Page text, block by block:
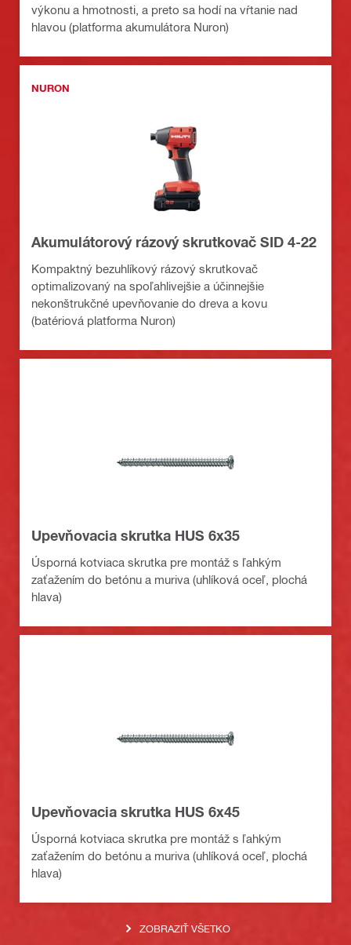
výkonu a hmotnosti, a preto sa hodí na vŕtanie nad
hlavou (platforma akumulátora Nuron)
NURON
Akumulátorový rázový skrutkovač SID 4-22
Kompaktný bezuhlíkový rázový skrutkovač
optimalizovaný na spoľahlivejšie a účinnejšie
nekonštrukčné upevňovanie do dreva a kovu
(batériová platforma Nuron)
Upevňovacia skrutka HUS 6x35
Úsporná kotviaca skrutka pre montáž s ľahkým
zaťažením do betónu a muriva (uhlíková oceľ, plochá
hlava)
Upevňovacia skrutka HUS 6x45
Úsporná kotviaca skrutka pre montáž s ľahkým
zaťažením do betónu a muriva (uhlíková oceľ, plochá
hlava)
ZOBRAZIŤ VŠETKO